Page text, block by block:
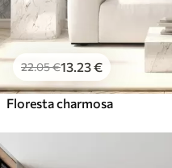
22.05€13 .23€
Floresta charmosa